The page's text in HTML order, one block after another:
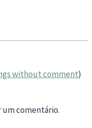
without comment)
comentário.